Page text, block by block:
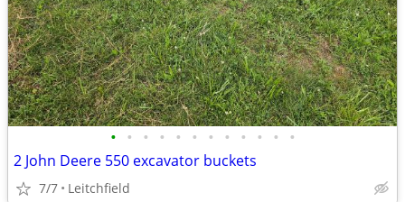
• • • • • • • • • • • •
2 John Deere 550 excavator buckets
7/7 Leitchfield